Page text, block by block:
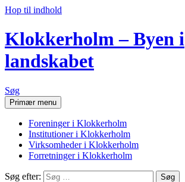
Hop til indhold
Klokkerholm – Byen i
landskabet
Søg
Primær menu
Foreninger i Klokkerholm
Institutioner i Klokkerholm
Virksomheder i Klokkerholm
Forretninger i Klokkerholm
Søg efter: